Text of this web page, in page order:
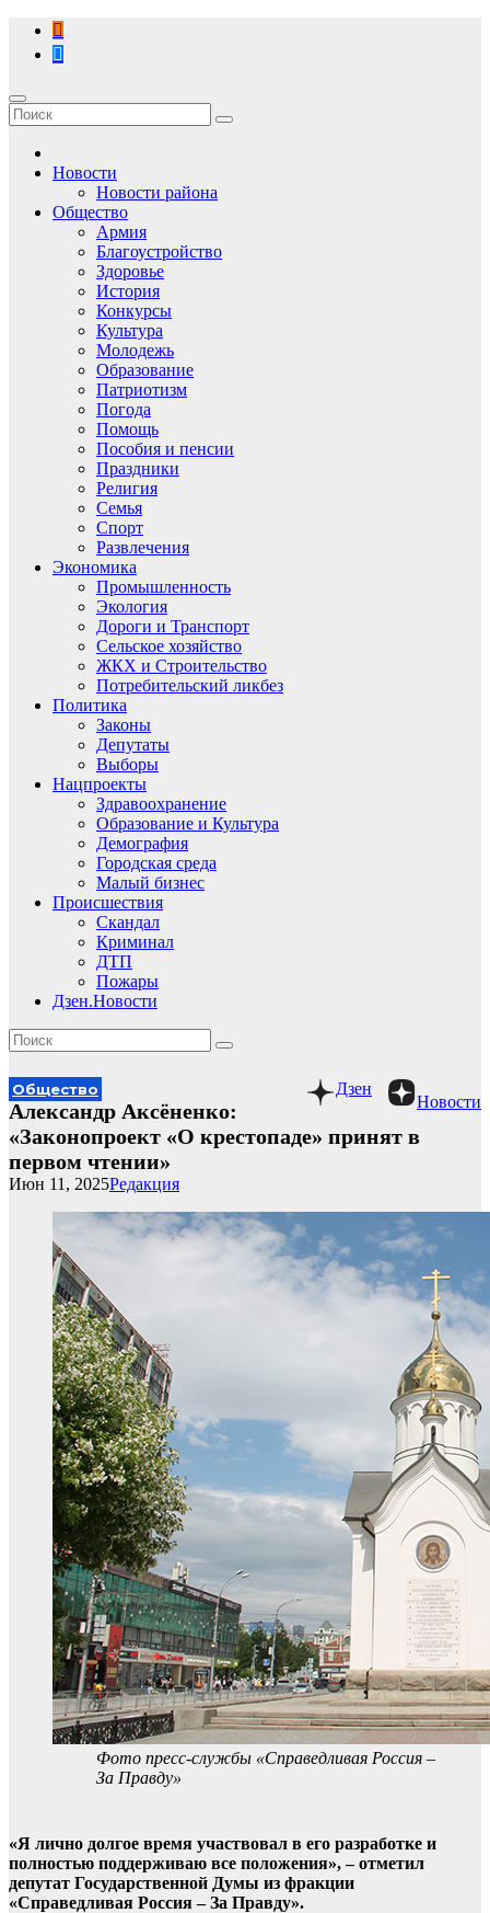
Перейти
содержимому
Новости
Новости района
Общество
Армия
Благоустройство
Здоровье
История
Конкурсы
Культура
Молодежь
Образование
Патриотизм
Погода
Помощь
Пособия и пенсии
Праздники
Религия
Семья
Спорт
Развлечения
Экономика
Промышленность
Экология
Дороги и Транспорт
Сельское хозяйство
ЖКХ и Строительство
Потребительский ликбез
Политика
Законы
Депутаты
Выборы
Нацпроекты
Здравоохранение
Образование и Культура
Демография
Городская среда
Малый бизнес
Происшествия
Скандал
Криминал
ДТП
Пожары
Дзен.Новости
Новости
Дзен
Общество
Александр Аксёненко:
«Законопроект «О крестопаде» принят в
первом чтении»
Редакция
Июн 11, 2025
Фото пресс-службы «Справедливая Россия –
За Правду»
«Я лично долгое время участвовал в его разработке и
полностью поддерживаю все положения», – отметил
депутат Государственной Думы из фракции
«Справедливая Россия – За Правду».